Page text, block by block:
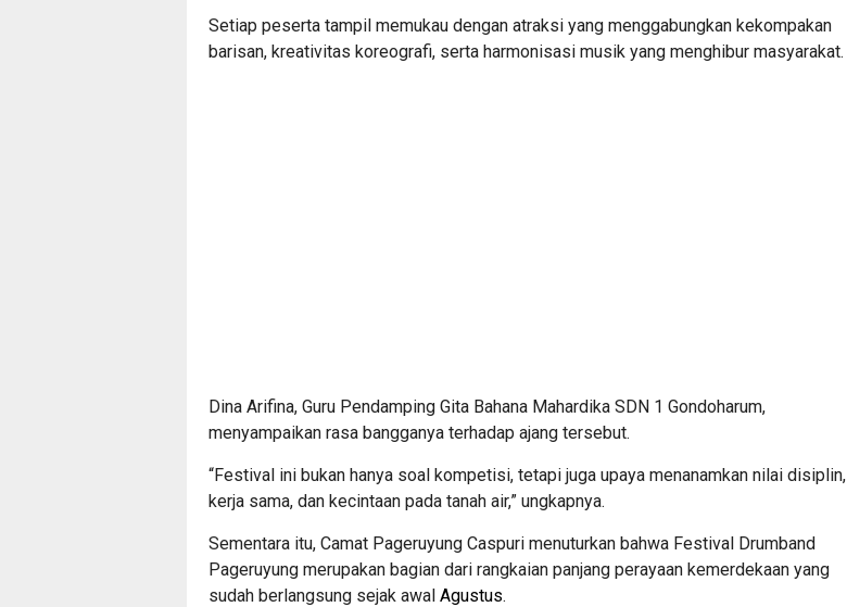
Setiap peserta tampil memukau dengan atraksi yang menggabungkan kekompakan
barisan, kreativitas koreografi, serta harmonisasi musik yang menghibur masyarakat.
Dina Arifina, Guru Pendamping Gita Bahana Mahardika SDN 1 Gondoharum,
menyampaikan rasa bangganya terhadap ajang tersebut.
“Festival ini bukan hanya soal kompetisi, tetapi juga upaya menanamkan nilai disiplin,
kerja sama, dan kecintaan pada tanah air,” ungkapnya.
Sementara itu, Camat Pageruyung Caspuri menuturkan bahwa Festival Drumband
Pageruyung merupakan bagian dari rangkaian panjang perayaan kemerdekaan yang
sudah berlangsung sejak awal Agustus.